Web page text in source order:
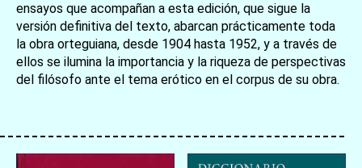
ensayos que acompañan a esta edición, que sigue la
versión definitiva del texto, abarcan prácticamente toda
la obra orteguiana, desde 1904 hasta 1952, y a través de
ellos se ilumina la importancia y la riqueza de perspectivas
del filósofo ante el tema erótico en el corpus de su obra.